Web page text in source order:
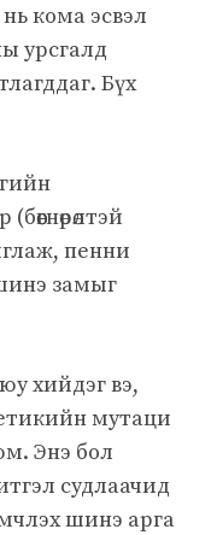
кома эсвэл
урсгалд
Бүх
пенни
замыг
хийдэг вэ,
мутаци
юм. Энэ бол
судлаачид
шинэ арга